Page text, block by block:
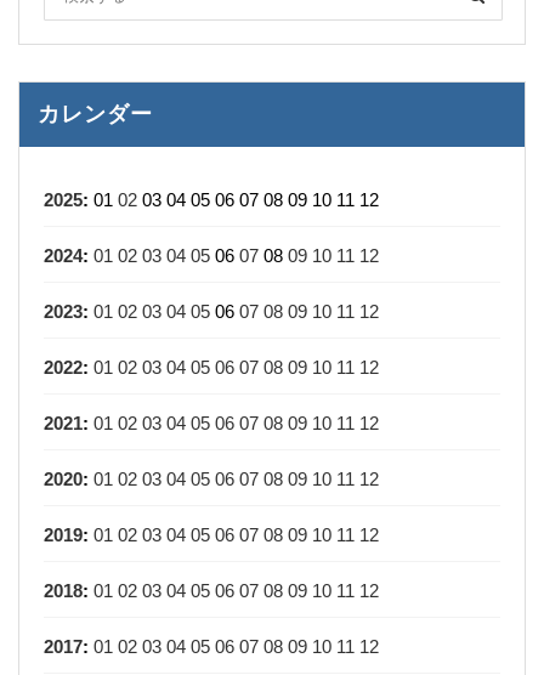
カレンダー
2025: 01 02 03 04 05 06 07 08 09 10 11 12
2024: 01 02 03 04 05 06 07 08 09 10 11 12
2023: 01 02 03 04 05 06 07 08 09 10 11 12
2022: 01 02 03 04 05 06 07 08 09 10 11 12
2021: 01 02 03 04 05 06 07 08 09 10 11 12
2020: 01 02 03 04 05 06 07 08 09 10 11 12
2019: 01 02 03 04 05 06 07 08 09 10 11 12
2018: 01 02 03 04 05 06 07 08 09 10 11 12
2017: 01 02 03 04 05 06 07 08 09 10 11 12